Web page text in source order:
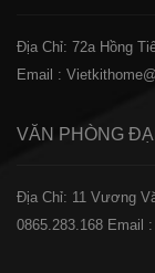
Địa Chỉ: 72a Hồng
Email :
VĂN PHÒNG
Địa Chỉ: 11 Vương
0865.283.168 Email